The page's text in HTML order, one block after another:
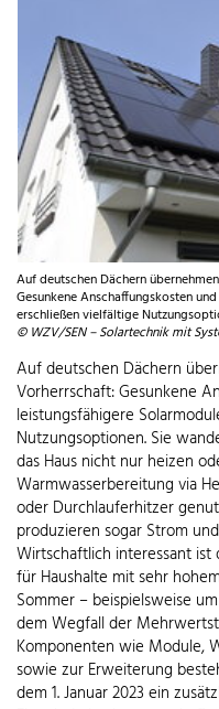
Auf deutschen Dächern
Gesunkene Anschaffungskosten
erschließen vielfältige
© WZV/SEN – Solartechnik mit
Auf deutschen Dächern
Vorherrschaft: Gesunkene
leistungsfähigere
Nutzungsoptionen. Sie
das Haus nicht nur heizen
Warmwasserbereitung via
oder Durchlauferhitzer
produzieren sogar Strom
Wirtschaftlich interessant
für Haushalte mit sehr
Sommer – beispielsweise
dem Wegfall der
Komponenten wie Module,
sowie zur Erweiterung
dem 1. Januar 2023 ein